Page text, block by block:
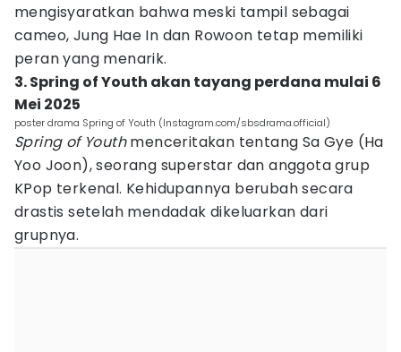
mengisyaratkan bahwa meski tampil sebagai
cameo, Jung Hae In dan Rowoon tetap memiliki
peran yang menarik.
3. Spring of Youth akan tayang perdana mulai 6
Mei 2025
poster drama Spring of Youth (Instagram.com/sbsdrama.official)
Spring of Youthmenceritakan tentang Sa Gye (Ha
Yoo Joon), seorang superstar dan anggota grup
KPop terkenal. Kehidupannya berubah secara
drastis setelah mendadak dikeluarkan dari
grupnya.